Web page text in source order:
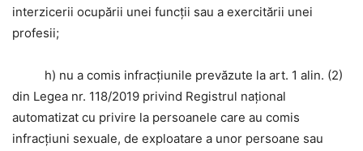
interzicerii ocupării unei funcții sau a exercitării unei
profesii;
h) nu a comis infracțiunile prevăzute la art. 1 alin. (2)
din Legea nr. 118/2019 privind Registrul național
automatizat cu privire la persoanele care au comis
infracțiuni sexuale, de exploatare a unor persoane sau